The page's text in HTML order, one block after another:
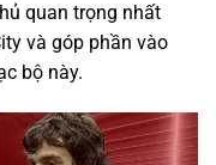
quan trọng nhất
và góp phần vào
bộ này.